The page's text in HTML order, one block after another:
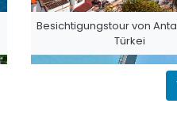
Besichtigungstour von
Türkei